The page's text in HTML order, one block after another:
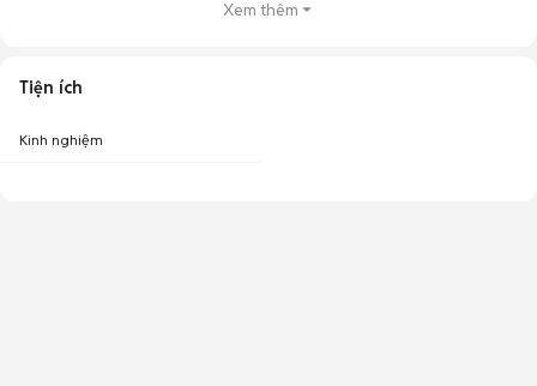
Xem thêm
Tiện ích
Kinh nghiệm